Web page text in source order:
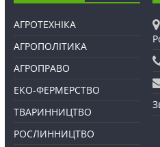
АГРОТЕХНІКА
АГРОПОЛІТИКА
АГРОПРАВО
ЕКО-ФЕРМЕРСТВО
ТВАРИННИЦТВО
РОСЛИННИЦТВО